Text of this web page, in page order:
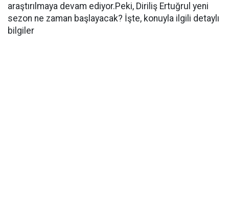
araştırılmaya devam ediyor.Peki, Diriliş Ertuğrul yeni
sezon ne zaman başlayacak? İşte, konuyla ilgili detaylı
bilgiler